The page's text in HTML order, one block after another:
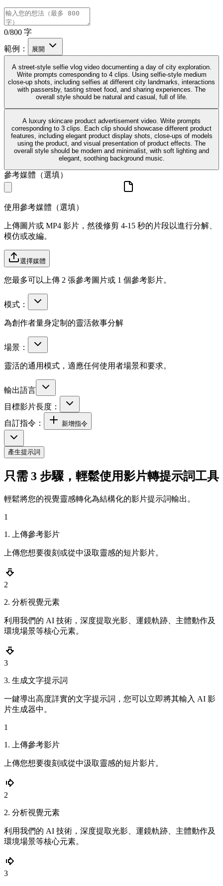
0/800 字
範例：
展開
A street-style selfie vlog video documenting a day of city exploration.
Write prompts corresponding to 4 clips. Using selfie-style medium
close-up shots, including selfies at different city landmarks, interactions
with passersby, tasting street food, and sharing experiences. The
overall style should be natural and casual, full of life.
A luxury skincare product advertisement video. Write prompts
corresponding to 3 clips. Each clip should showcase different product
features, including elegant product display shots, close-ups of models
using the product, and visual presentation of product effects. The
overall style should be modern and minimalist, with soft lighting and
elegant, soothing background music.
參考媒體（選填）
使用參考媒體（選填）
上傳圖片或 MP4 影片，然後修剪 4-15 秒的片段以進行分解、
模仿或改編。
選擇媒體
您最多可以上傳 2 張參考圖片或 1 個參考影片。
模式：
為創作者量身定制的靈活敘事分解
場景：
靈活的通用模式，適應任何使用者場景和要求。
輸出語言
目標影片長度：
自訂指令：
新增指令
產生提示詞
只需 3 步驟，輕鬆使用影片轉提示詞工具
輕鬆將您的視覺靈感轉化為結構化的影片提示詞輸出。
1
1. 上傳參考影片
上傳您想要復刻或從中汲取靈感的短片影片。
2
2. 分析視覺元素
利用我們的 AI 技術，深度提取光影、運鏡軌跡、主體動作及
環境場景等核心元素。
3
3. 生成文字提示詞
一鍵導出高度詳實的文字提示詞，您可以立即將其輸入 AI 影
片生成器中。
1
1. 上傳參考影片
上傳您想要復刻或從中汲取靈感的短片影片。
2
2. 分析視覺元素
利用我們的 AI 技術，深度提取光影、運鏡軌跡、主體動作及
環境場景等核心元素。
3